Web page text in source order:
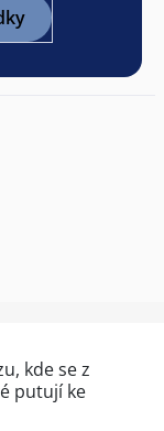
kde se z
putují ke